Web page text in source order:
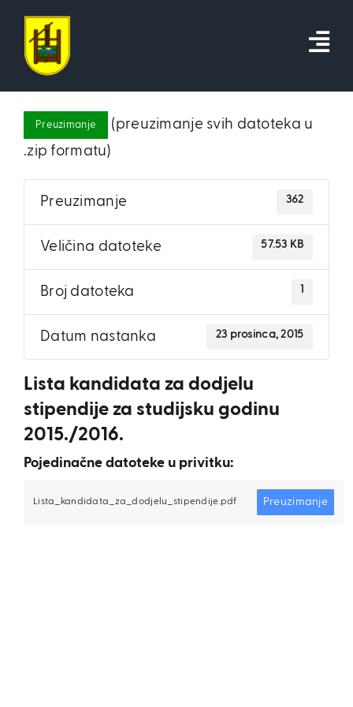
content
Preuzimanje
(preuzimanje svih datoteka u
.zip formatu)
Preuzimanje 362
Veličina datoteke 57.53 KB
Broj datoteka 1
Datum nastanka 23 prosinca, 2015
Lista kandidata za dodjelu
stipendije za studijsku godinu
2015./2016.
Pojedinačne datoteke u privitku:
Lista_kandidata_za_dodjelu_stipendije.pdf Preuzimanje